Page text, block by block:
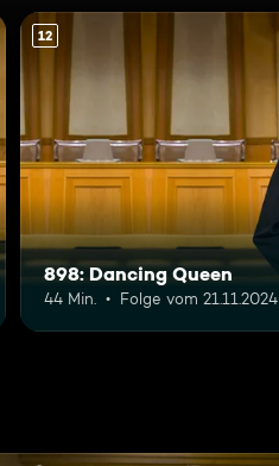
12
898: Dancing Queen
44 Min. Folge vom 21.11.2024